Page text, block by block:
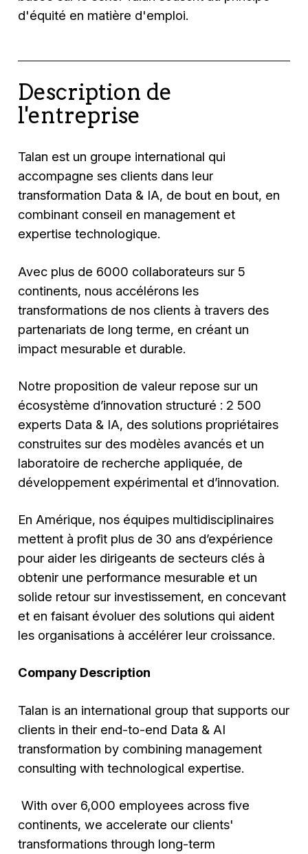
d'équité en matière d'emploi.
Description de
l'entreprise
Talan est un groupe international qui
accompagne ses clients dans leur
transformation Data & IA, de bout en bout, en
combinant conseil en management et
expertise technologique.
Avec plus de 6000 collaborateurs sur 5
continents, nous accélérons les
transformations de nos clients à travers des
partenariats de long terme, en créant un
impact mesurable et durable.
Notre proposition de valeur repose sur un
écosystème d’innovation structuré : 2 500
experts Data & IA, des solutions propriétaires
construites sur des modèles avancés et un
laboratoire de recherche appliquée, de
développement expérimental et d’innovation.
En Amérique, nos équipes multidisciplinaires
mettent à profit plus de 30 ans d’expérience
pour aider les dirigeants de secteurs clés à
obtenir une performance mesurable et un
solide retour sur investissement, en concevant
et en faisant évoluer des solutions qui aident
les organisations à accélérer leur croissance.
Company Description
Talan is an international group that supports our
clients in their end-to-end Data & AI
transformation by combining management
consulting with technological expertise.
With over 6,000 employees across five
continents, we accelerate our clients'
transformations through long-term